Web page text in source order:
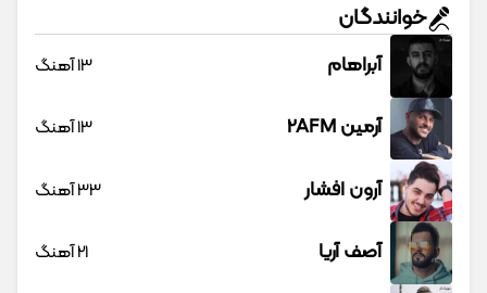
خوانندگان
آبراهام 13 آهنگ
آرمین 2AFM 13 آهنگ
آرون افشار 33 آهنگ
آصف آریا 21 آهنگ